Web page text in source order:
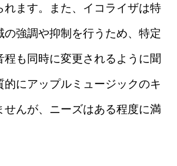
れます。また、イコライザは特
の強調や抑制を行うため、特定
程も同時に変更されるように聞
的にアップルミュージックのキ
せんが、ニーズはある程度に満